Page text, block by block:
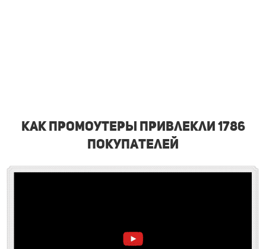
Как промоутеры привлекли 1786
покупателей